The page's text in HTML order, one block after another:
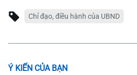
Chỉ đạo, điều hành của UBND
Ý KIẾN CỦA BẠN